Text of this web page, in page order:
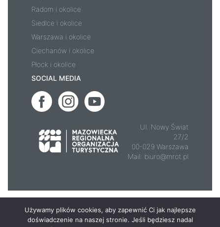
Radom i okolice
Siedlce i okolice
Warszawa i okolice
Ciechanów i okolice
Płock i okolice
SOCIAL MEDIA
Ul. Nowy Świat
27/2
00-029 Warszawa
Mail: biuro@mrot.pl
Używamy plików cookies, aby zapewnić Ci jak najlepsze
doświadczenie na naszej stronie. Jeśli będziesz nadal